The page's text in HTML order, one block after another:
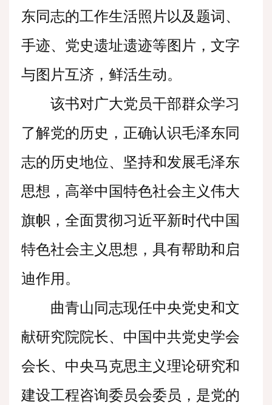
东同志的工作生活照片以及题词、
手迹、党史遗址遗迹等图片，文字
与图片互济，鲜活生动。
该书对广大党员干部群众学习
了解党的历史，正确认识毛泽东同
志的历史地位、坚持和发展毛泽东
思想，高举中国特色社会主义伟大
旗帜，全面贯彻习近平新时代中国
特色社会主义思想，具有帮助和启
迪作用。
曲青山同志现任中央党史和文
献研究院院长、中国中共党史学会
会长、中央马克思主义理论研究和
建设工程咨询委员会委员，是党的